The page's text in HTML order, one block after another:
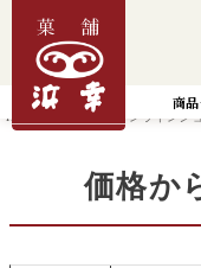
商
HOME 商品一覧│オンラインシ
価格か